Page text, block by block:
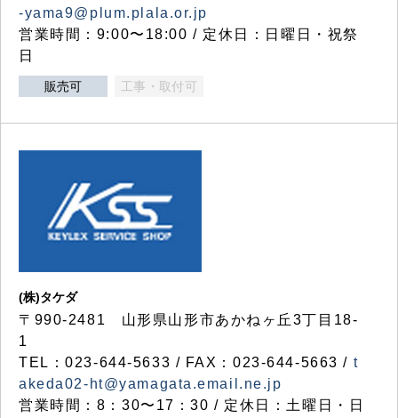
-yama9@plum.plala.or.jp
営業時間：9:00〜18:00 / 定休日：日曜日・祝祭
日
販売可 工事・取付可
(株)タケダ
〒990-2481 山形県山形市あかねヶ丘3丁目18-
1
TEL：023-644-5633 / FAX：023-644-5663 / t
akeda02-ht@yamagata.email.ne.jp
営業時間：8：30〜17：30 / 定休日：土曜日・日